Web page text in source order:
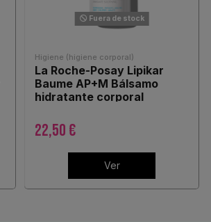
Fuera de stock
Higiene (higiene corporal)
La Roche-Posay Lipikar
Baume AP+M Bálsamo
hidratante corporal
22,50 €
Ver